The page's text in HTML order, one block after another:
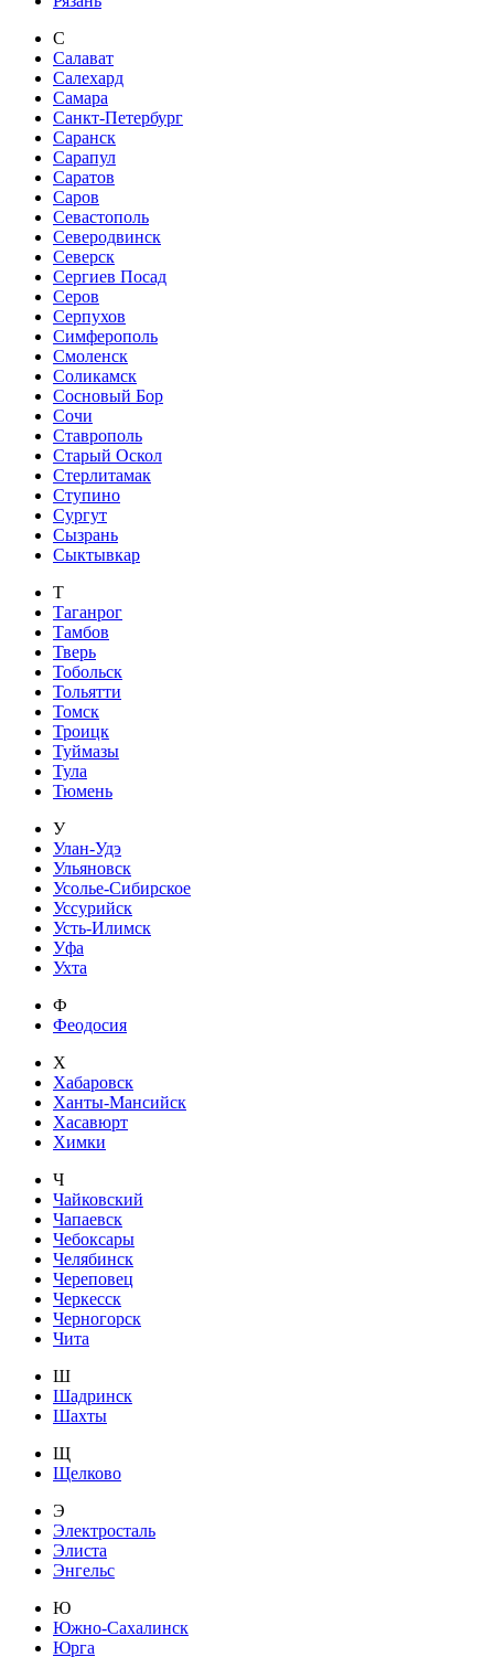
С
Салават
Салехард
Самара
Санкт-Петербург
Саранск
Сарапул
Саратов
Саров
Севастополь
Северодвинск
Северск
Сергиев Посад
Серов
Серпухов
Симферополь
Смоленск
Соликамск
Сосновый Бор
Сочи
Ставрополь
Старый Оскол
Стерлитамак
Ступино
Сургут
Сызрань
Сыктывкар
Т
Таганрог
Тамбов
Тверь
Тобольск
Тольятти
Томск
Троицк
Туймазы
Тула
Тюмень
У
Улан-Удэ
Ульяновск
Усолье-Сибирское
Уссурийск
Усть-Илимск
Уфа
Ухта
Ф
Феодосия
Х
Хабаровск
Ханты-Мансийск
Хасавюрт
Химки
Ч
Чайковский
Чапаевск
Чебоксары
Челябинск
Череповец
Черкесск
Черногорск
Чита
Ш
Шадринск
Шахты
Щ
Щелково
Э
Электросталь
Элиста
Энгельс
Ю
Южно-Сахалинск
Юрга